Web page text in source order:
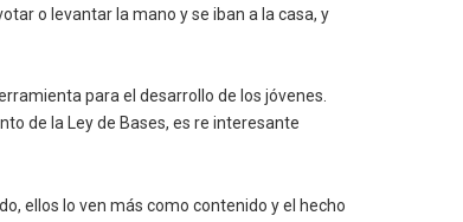
o levantar la mano y se iban a la casa, y
para el desarrollo de los jóvenes.
de la Ley de Bases, es re interesante
ellos lo ven más como contenido y el hecho